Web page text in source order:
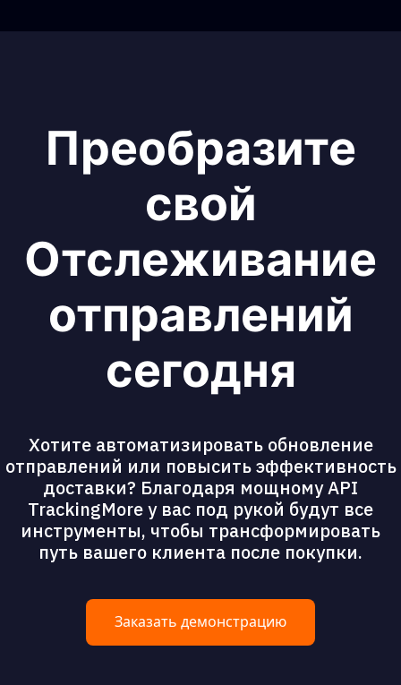
Преобразите
свой
Отслеживание
отправлений
сегодня
Хотите автоматизировать обновление
отправлений или повысить эффективность
доставки? Благодаря мощному API
TrackingMore у вас под рукой будут все
инструменты, чтобы трансформировать
путь вашего клиента после покупки.
Заказать демонстрацию